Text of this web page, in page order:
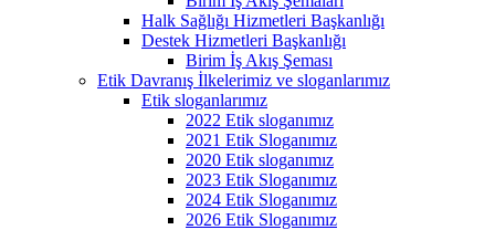
Halk Sağlığı Hizmetleri Başkanlığı
Destek Hizmetleri Başkanlığı
Birim İş Akış Şeması
Etik Davranış İlkelerimiz ve sloganlarımız
Etik sloganlarımız
2022 Etik sloganımız
2021 Etik Sloganımız
2020 Etik sloganımız
2023 Etik Sloganımız
2024 Etik Sloganımız
2026 Etik Sloganımız